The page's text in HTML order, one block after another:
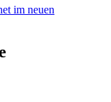
im neuen